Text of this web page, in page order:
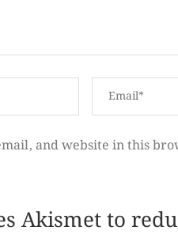
and website in this
Akismet to